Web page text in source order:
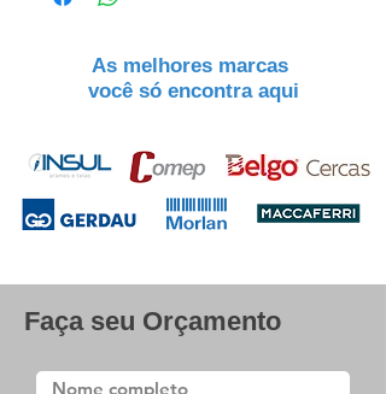
* Fabricação de telas alambrado revestidas
* Uso geral em áreas litorâneas
As melhores marcas
você só encontra aqui
Faça seu Orçamento